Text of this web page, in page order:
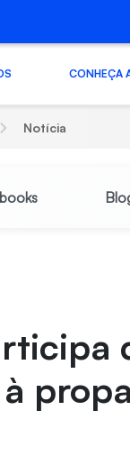
CONHEÇA
Notícia